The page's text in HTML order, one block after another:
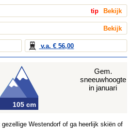
tip Bekijk
Bekijk
v.a. € 56,00
Westendorf of ga heerlijk skiën of
105 cm
Gem.
sneeuwhoogte
in januari